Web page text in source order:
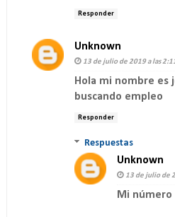
Responder
Unknown
13 de julio de 2019 a las
Hola mi nombre es
buscando empleo
Responder
Respuestas
Unknown
13 de julio de
Mi número